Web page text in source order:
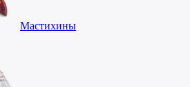
Мастихины